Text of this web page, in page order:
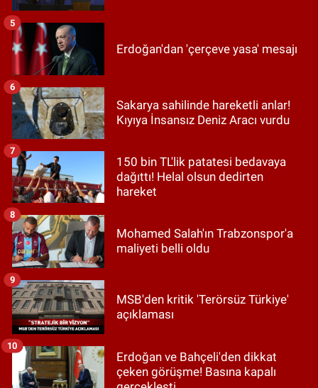
Erdoğan'dan 'çerçeve yasa' mesajı
5
Sakarya sahilinde hareketli anlar!
Kıyıya İnsansız Deniz Aracı vurdu
6
150 bin TL'lik patatesi bedavaya
dağıttı! Helal olsun dedirten
hareket
7
Mohamed Salah'ın Trabzonspor'a
maliyeti belli oldu
8
MSB'den kritik 'Terörsüz Türkiye'
açıklaması
9
Erdoğan ve Bahçeli'den dikkat
çeken görüşme! Basına kapalı
10